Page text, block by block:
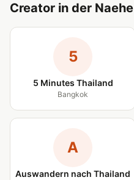
Creator in der Naehe
5
5 Minutes Thailand
Bangkok
A
Auswandern nach Thailand